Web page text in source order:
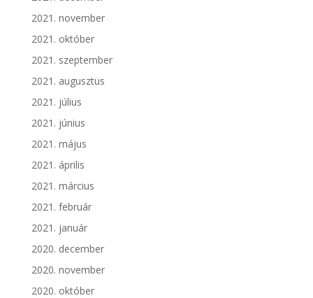
2021. november
2021. október
2021. szeptember
2021. augusztus
2021. július
2021. június
2021. május
2021. április
2021. március
2021. február
2021. január
2020. december
2020. november
2020. október